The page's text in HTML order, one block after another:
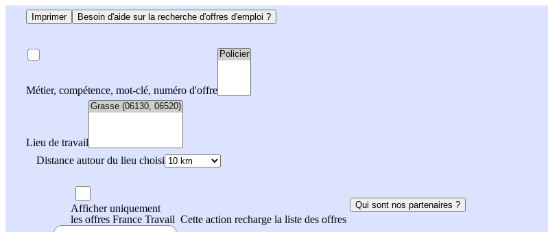
Imprimer Besoin d'aide sur la recherche d'offres d'emploi ?
Métier, compétence, mot-clé, numéro d'offre
Lieu de travail
Distance autour du lieu choisi
Afficher uniquement
les offres France Travail Cette action recharge la liste des offres
Qui sont nos partenaires ?